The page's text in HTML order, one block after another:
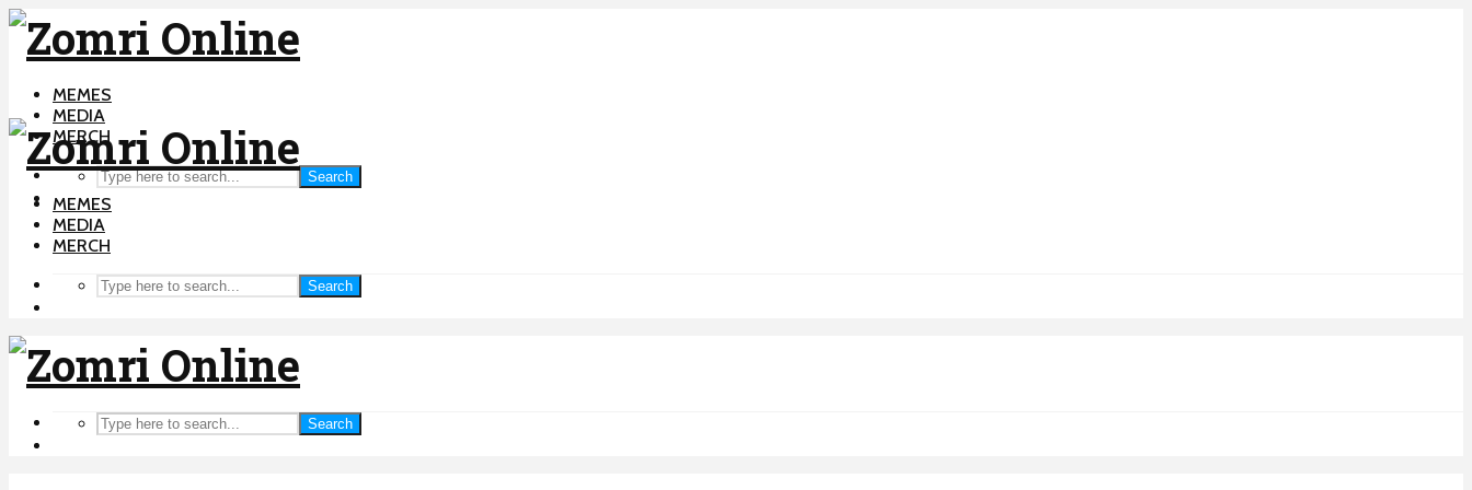
MEMES
MEDIA
MERCH
Search
MEMES
MEDIA
MERCH
Search
Search